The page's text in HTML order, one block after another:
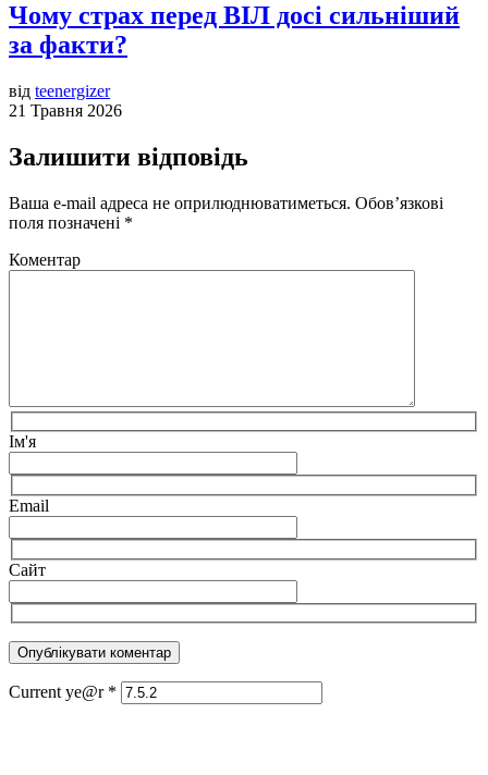
Чому страх перед ВІЛ досі сильніший
за факти?
від teenergizer
21 Травня 2026
Залишити відповідь
Ваша e-mail адреса не оприлюднюватиметься. Обов’язкові
поля позначені *
Коментар
Ім'я
Email
Сайт
Current ye@r *